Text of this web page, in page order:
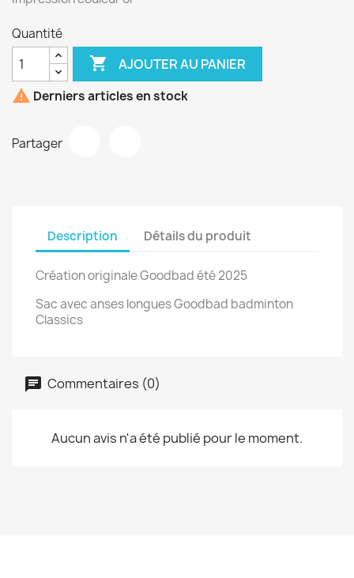
Quantité
 AJOUTER AU PANIER
 Derniers articles en stock
Partager
Description Détails du produit
Création originale Goodbad été 2025
Sac avec anses longues Goodbad badminton
Classics
Commentaires (0)
Aucun avis n'a été publié pour le moment.